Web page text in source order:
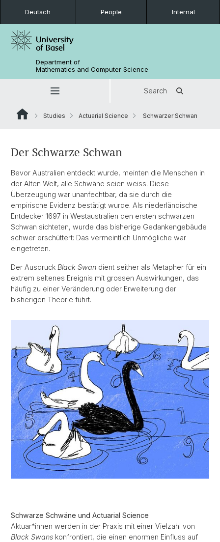
Deutsch People Internal
Department of
Mathematics and Computer Science
Search
Studies Actuarial Science Schwarzer Schwan
Der Schwarze Schwan
Bevor Australien entdeckt wurde, meinten die Menschen in
der Alten Welt, alle Schwäne seien weiss. Diese
Überzeugung war unanfechtbar, da sie durch die
empirische Evidenz bestätigt wurde. Als niederländische
Entdecker 1697 in Westaustralien den ersten schwarzen
Schwan sichteten, wurde das bisherige Gedankengebäude
schwer erschüttert: Das vermeintlich Unmögliche war
eingetreten.
Der Ausdruck Black Swan dient seither als Metapher für ein
extrem seltenes Ereignis mit grossen Auswirkungen, das
häufig zu einer Veränderung oder Erweiterung der
bisherigen Theorie führt.
Schwarze Schwäne und Actuarial Science
Aktuar*innen werden in der Praxis mit einer Vielzahl von
Black Swans konfrontiert, die einen enormen Einfluss auf